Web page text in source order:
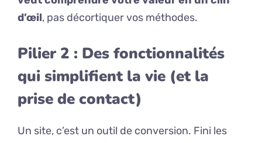
d’œil, pas décortiquer vos méthodes.
Pilier 2 : Des fonctionnalités
qui simplifient la vie (et la
prise de contact)
Un site, c’est un outil de conversion. Fini les